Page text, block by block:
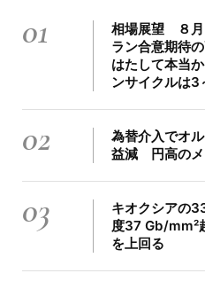
01
相場展望 ８
ラン合意期待
はたして本当
ンサイクルは3
02
為替介入でオ
益減 円高のメ
03
キオクシアの
度37 Gb/mm²
を上回る